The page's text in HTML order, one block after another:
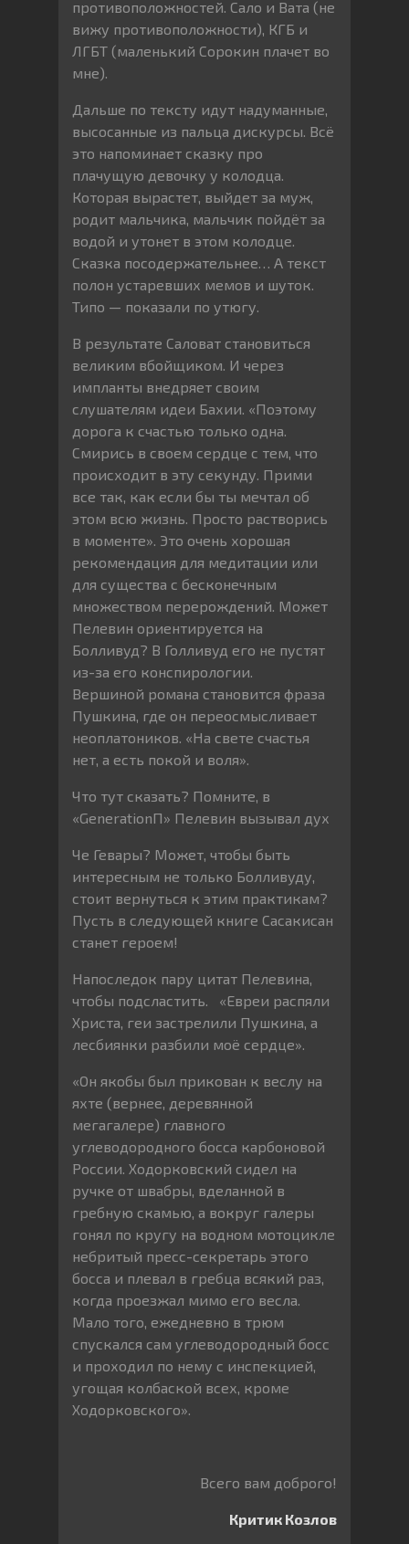
противоположностей. Сало и Вата (не
вижу противоположности), КГБ и
ЛГБТ (маленький Сорокин плачет во
мне).
Дальше по тексту идут надуманные,
высосанные из пальца дискурсы. Всё
это напоминает сказку про
плачущую девочку у колодца.
Которая вырастет, выйдет за муж,
родит мальчика, мальчик пойдёт за
водой и утонет в этом колодце.
Сказка посодержательнее… А текст
полон устаревших мемов и шуток.
Типо — показали по утюгу.
В результате Саловат становиться
великим вбойщиком. И через
импланты внедряет своим
слушателям идеи Бахии. «Поэтому
дорога к счастью только одна.
Смирись в своем сердце с тем, что
происходит в эту секунду. Прими
все так, как если бы ты мечтал об
этом всю жизнь. Просто растворись
в моменте». Это очень хорошая
рекомендация для медитации или
для существа с бесконечным
множеством перерождений. Может
Пелевин ориентируется на
Болливуд? В Голливуд его не пустят
из-за его конспирологии.
Вершиной романа становится фраза
Пушкина, где он переосмысливает
неоплатоников. «На свете счастья
нет, а есть покой и воля».
Что тут сказать? Помните, в
«GenerationП» Пелевин вызывал дух
Че Гевары? Может, чтобы быть
интересным не только Болливуду,
стоит вернуться к этим практикам?
Пусть в следующей книге Сасакисан
станет героем!
Напоследок пару цитат Пелевина,
чтобы подсластить. «Евреи распяли
Христа, геи застрелили Пушкина, а
лесбиянки разбили моё сердце».
«Он якобы был прикован к веслу на
яхте (вернее, деревянной
мегагалере) главного
углеводородного босса карбоновой
России. Ходорковский сидел на
ручке от швабры, вделанной в
гребную скамью, а вокруг галеры
гонял по кругу на водном мотоцикле
небритый пресс-секретарь этого
босса и плевал в гребца всякий раз,
когда проезжал мимо его весла.
Мало того, ежедневно в трюм
спускался сам углеводородный босс
и проходил по нему с инспекцией,
угощая колбаской всех, кроме
Ходорковского».
Всего вам доброго!
Критик Козлов